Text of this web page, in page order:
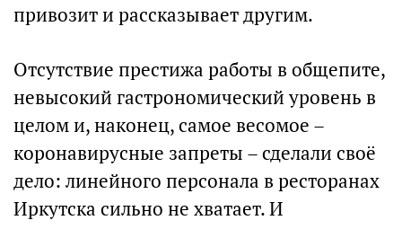
привозит и рассказывает другим.
Отсутствие престижа работы в общепите,
невысокий гастрономический уровень в
целом и, наконец, самое весомое –
коронавирусные запреты – сделали своё
дело: линейного персонала в ресторанах
Иркутска сильно не хватает. И